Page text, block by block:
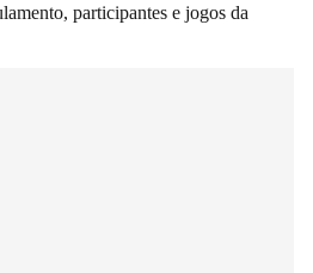
participantes e jogos da